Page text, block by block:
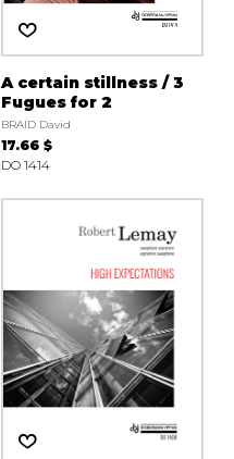
A certain stillness / 3
Fugues for 2
BRAID David
17.66 $
DO 1414